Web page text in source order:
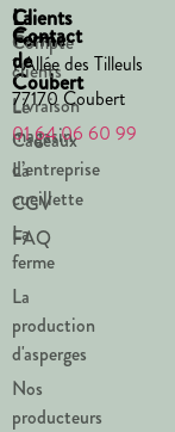
La
Ferme
de
Coubert
Le
magasin
La
cueillette
La
ferme
La
production
d'asperges
Nos
producteurs
Clients
Compte
clients
Livraison
Cadeaux
d’entreprise
CGV
FAQ
Contact
1 Allée des Tilleuls
77170 Coubert
01 64 06 60 99